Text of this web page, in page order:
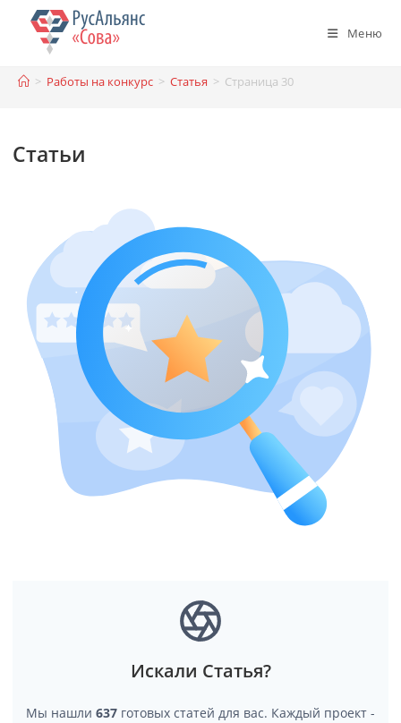
Перейти
содержимому
Меню
> Работы на конкурс > Статья > Страница 30
Статьи
Искали Статья?
Мы нашли 637 готовых статей для вас. Каждый проект -